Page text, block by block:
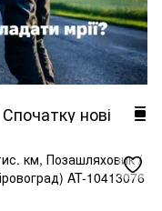
Спочатку нові